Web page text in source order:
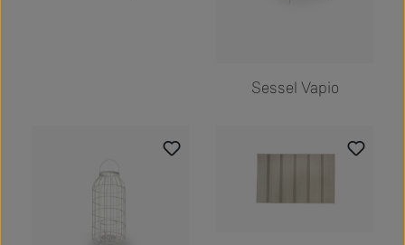
Sessel Vapio